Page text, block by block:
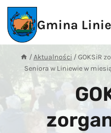
Przejdź
treści
Gmina
/Aktualności /GOKSiR
Seniora w Liniewie w